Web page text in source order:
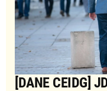
[DANE CEIDG]